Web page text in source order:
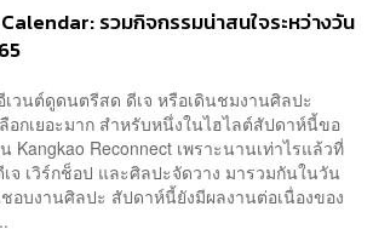
Calendar: รวมกิจกรรมน่าสนใจระหว่างวัน
เวนต์ดูดนตรีสด ดีเจ หรือเดินชมงานศิลปะ
อกเยอะมาก สำหรับหนึ่งในไฮไลต์สัปดาห์นี้ขอ
Kangkao Reconnect เพราะนานเท่าไรแล้วที่
เจ เวิร์กช็อป และศิลปะจัดวาง มารวมกันในวัน
บงานศิลปะ สัปดาห์นี้ยังมีผลงานต่อเนื่องของ